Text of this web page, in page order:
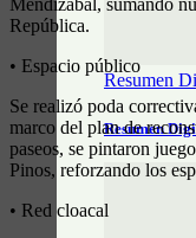
Resumen
Resumen
República.
• Espacio público
Se realizó poda
marco del plan de
paseos, se pintaron
Pinos, reforzando los
• Red cloacal